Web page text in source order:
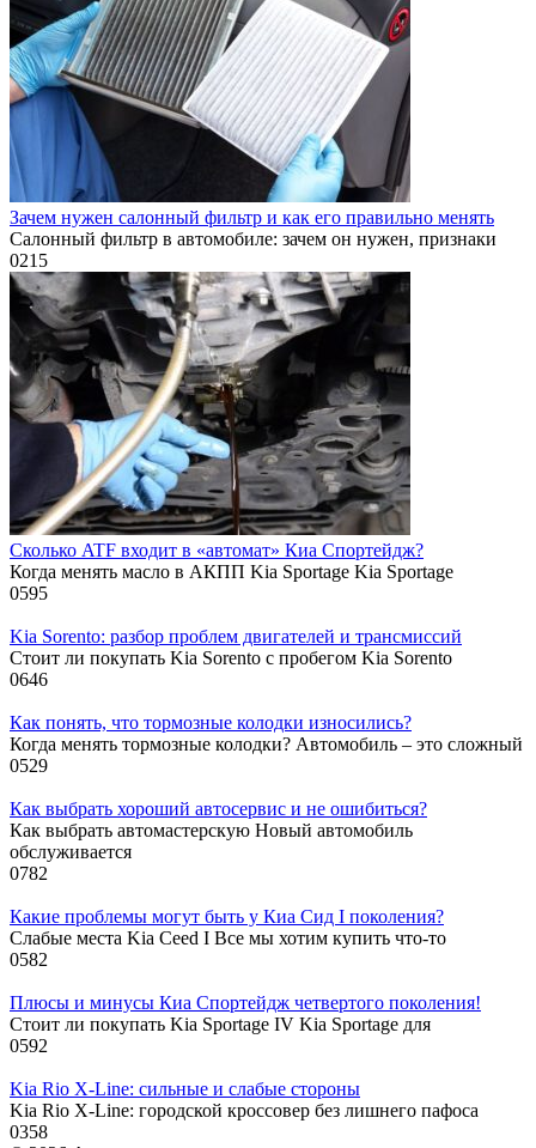
Зачем нужен салонный фильтр и как его правильно менять
Салонный фильтр в автомобиле: зачем он нужен, признаки
0215
Сколько ATF входит в «автомат» Киа Спортейдж?
Когда менять масло в АКПП Kia Sportage Kia Sportage
0595
Kia Sorento: разбор проблем двигателей и трансмиссий
Стоит ли покупать Kia Sorento с пробегом Kia Sorento
0646
Как понять, что тормозные колодки износились?
Когда менять тормозные колодки? Автомобиль – это сложный
0529
Как выбрать хороший автосервис и не ошибиться?
Как выбрать автомастерскую Новый автомобиль
обслуживается
0782
Какие проблемы могут быть у Киа Сид I поколения?
Слабые места Kia Ceed I Все мы хотим купить что-то
0582
Плюсы и минусы Киа Спортейдж четвертого поколения!
Стоит ли покупать Kia Sportage IV Kia Sportage для
0592
Kia Rio X-Line: сильные и слабые стороны
Kia Rio X-Line: городской кроссовер без лишнего пафоса
0358